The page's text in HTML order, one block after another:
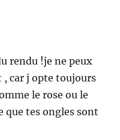
rendu !je ne peux
, car j opte toujours
le rose ou le
tes ongles sont